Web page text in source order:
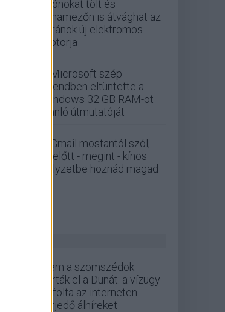
Drónokat tölt és
aknamezőn is átvághat az
ukránok új elektromos
motorja
A Microsoft szép
csendben eltüntette a
Windows 32 GB RAM-ot
ajánló útmutatóját
A Gmail mostantól szól,
mielőtt - megint - kínos
helyzetbe hoznád magad
Nem a szomszédok
zárták el a Dunát: a vízügy
cáfolta az interneten
terjedő álhíreket